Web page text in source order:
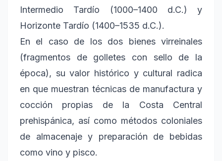
Intermedio Tardío (1000–1400 d.C.) y
Horizonte Tardío (1400–1535 d.C.).
En el caso de los dos bienes virreinales
(fragmentos de golletes con sello de la
época), su valor histórico y cultural radica
en que muestran técnicas de manufactura y
cocción propias de la Costa Central
prehispánica, así como métodos coloniales
de almacenaje y preparación de bebidas
como vino y pisco.